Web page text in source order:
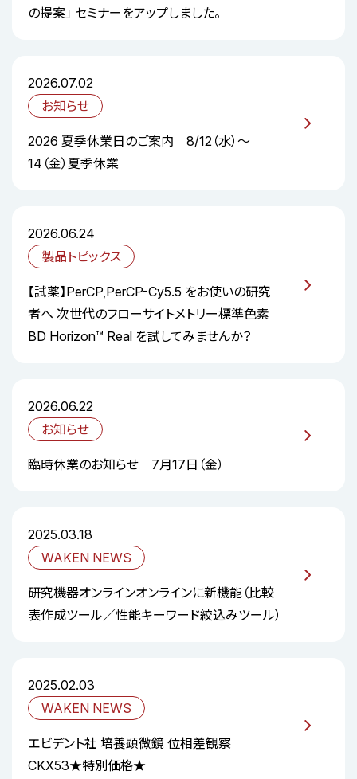
の提案」 セミナーをアップしました。
2026.07.02
お知らせ
2026 夏季休業日のご案内 8/12（水）～
14（金）夏季休業
2026.06.24
製品トピックス
【試薬】PerCP,PerCP-Cy5.5 をお使いの研究
者へ 次世代のフローサイトメトリー標準色素
BD Horizon™ Real を試してみませんか？
2026.06.22
お知らせ
臨時休業のお知らせ 7月17日（金）
2025.03.18
WAKEN NEWS
研究機器オンラインオンラインに新機能（比較
表作成ツール／性能キーワード絞込みツール）
2025.02.03
WAKEN NEWS
エビデント社 培養顕微鏡 位相差観察
CKX53★特別価格★